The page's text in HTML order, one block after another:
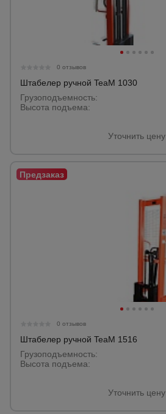
0 отзывов
Штабелер ручной TeaM 1030
Грузоподъемность:
Высота подъема:
Уточнить цену
0 отзывов
Штабелер ручной TeaM 1516
Грузоподъемность:
Высота подъема:
Уточнить цену